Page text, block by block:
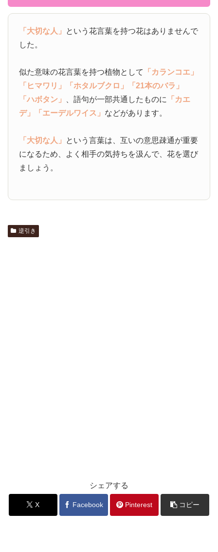
「大切な人」 という花言葉を持つ花はありませんで
した。
似た意味の花言葉を持つ植物として
「カランコエ」
「ヒマワリ」
「ホタルブクロ」
「21本のバラ」
「ハボタン」
、語句が一部共通したものに
「カエ
デ」
「エーデルワイス」 などがあります。
「大切な人」 という言葉は、互いの意思疎通が重要
になるため、よく相手の気持ちを汲んで、花を選び
ましょう。
逆引き
シェアする
X Facebook Pinterest コピー